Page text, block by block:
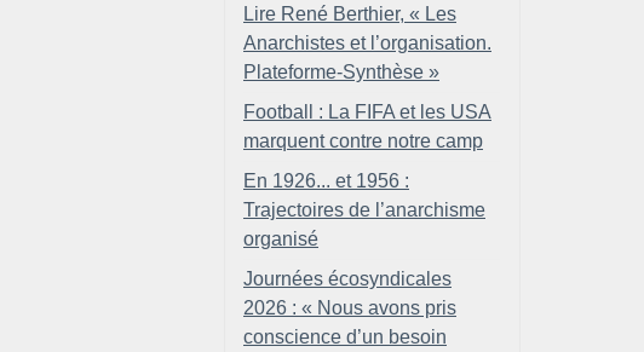
Lire René Berthier, « Les
Anarchistes et l’organisation.
Plateforme-Synthèse »
Football : La FIFA et les USA
marquent contre notre camp
En 1926... et 1956 :
Trajectoires de l’anarchisme
organisé
Journées écosyndicales
2026 : « Nous avons pris
conscience d’un besoin